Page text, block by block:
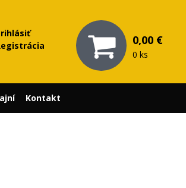
0,00 €
0 ks
Kontakt